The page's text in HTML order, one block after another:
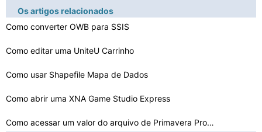
Os artigos relacionados
Como converter OWB para SSIS
Como editar uma UniteU Carrinho
Como usar Shapefile Mapa de Dados
Como abrir uma XNA Game Studio Express
Como acessar um valor do arquivo de Primavera Proprieda…